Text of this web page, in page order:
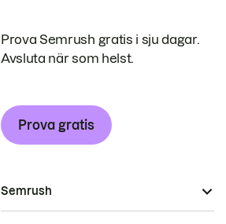
Prova Semrush gratis i sju dagar.
Avsluta när som helst.
Prova gratis
Semrush